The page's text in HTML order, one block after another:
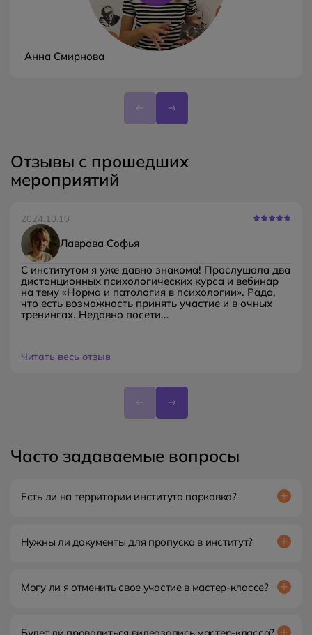
Анна Смирнова
Отзывы с прошедших
мероприятий
2024.10.10
Лаврова Софья
С институтом я уже давно знакома! Прослушала два
дистанционных психологических курса и вебинар
на тему «Норма и патология в психологии». Рада,
что есть возможность принять участие и в очных
тренингах. Недавно посети...
Читать весь отзыв
Часто задаваемые вопросы
Есть ли на территории института парковка?
Нужны ли документы для пропуска в институт?
Могу ли я отменить свое участие в мастер-классе?
Будет ли проводиться видеозапись мастер-класса?